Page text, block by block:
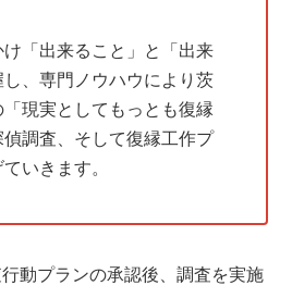
け「出来ること」と「出来
、専門ノウハウにより茨
現実としてもっとも復縁
調査、そして復縁工作プ
いきます。
動プランの承認後、調査を実施